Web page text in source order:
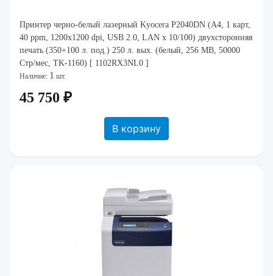
Принтер черно-белый лазерный Kyocera P2040DN (A4, 1 карт,
40 ppm, 1200x1200 dpi, USB 2.0, LAN x 10/100) двухсторонняя
печать (350+100 л. под.) 250 л. вых. (белый, 256 MB, 50000
Стр/мес, TK-1160) [ 1102RX3NL0 ]
Наличие: 1 шт.
45 750 ₽
В корзину